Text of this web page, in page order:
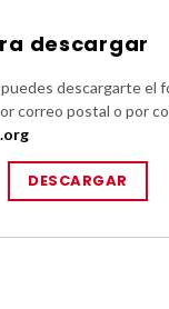
descargar
descargarte el
correo postal o por
DESCARGAR